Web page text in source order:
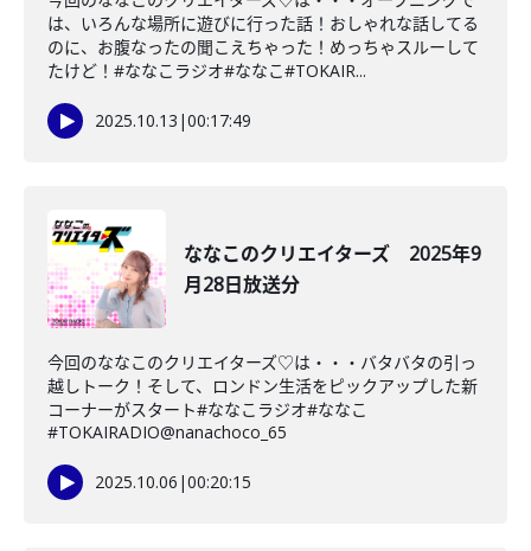
は、いろんな場所に遊びに行った話！おしゃれな話してる
のに、お腹なったの聞こえちゃった！めっちゃスルーして
たけど！#ななこラジオ#ななこ#TOKAIR...
2025.10.13 |00:17:49
ななこのクリエイターズ 2025年9
月28日放送分
今回のななこのクリエイターズ♡は・・・バタバタの引っ
越しトーク！そして、ロンドン生活をピックアップした新
コーナーがスタート#ななこラジオ#ななこ
#TOKAIRADIO@nanachoco_65
2025.10.06 |00:20:15